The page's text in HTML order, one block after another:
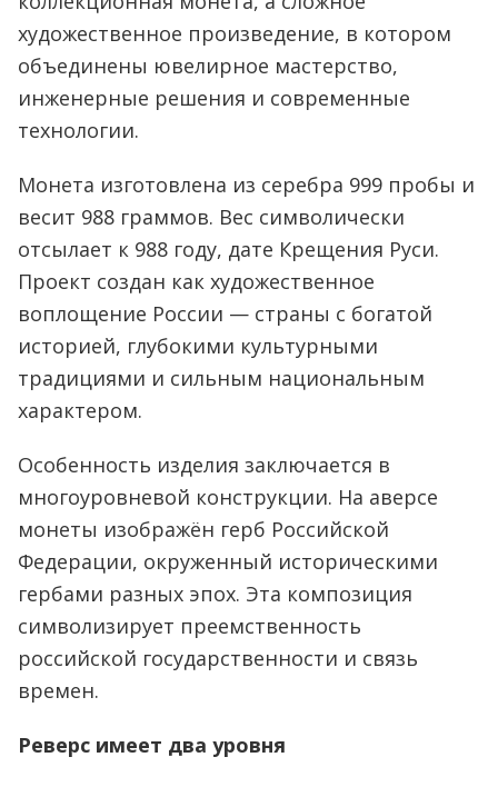
художественное произведение, в котором
объединены ювелирное мастерство,
инженерные решения и современные
технологии.
Монета изготовлена из серебра 999 пробы и
весит 988 граммов. Вес символически
отсылает к 988 году, дате Крещения Руси.
Проект создан как художественное
воплощение России — страны с богатой
историей, глубокими культурными
традициями и сильным национальным
характером.
Особенность изделия заключается в
многоуровневой конструкции. На аверсе
монеты изображён герб Российской
Федерации, окруженный историческими
гербами разных эпох. Эта композиция
символизирует преемственность
российской государственности и связь
времен.
Реверс имеет два уровня